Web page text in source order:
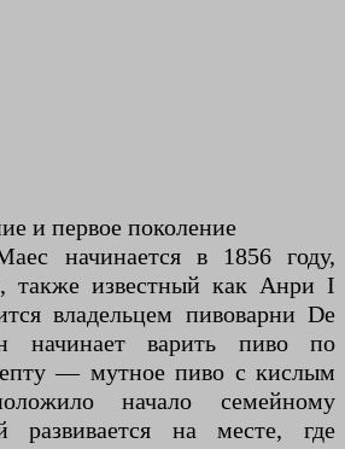
и первое поколение
начинается в 1856 году,
также известный как Анри I
владельцем пивоварни De
начинает варить пиво по
— мутное пиво с кислым
начало семейному
развивается на месте, где